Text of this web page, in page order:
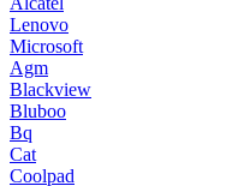
Lenovo
Microsoft
Agm
Blackview
Bluboo
Bq
Cat
Coolpad